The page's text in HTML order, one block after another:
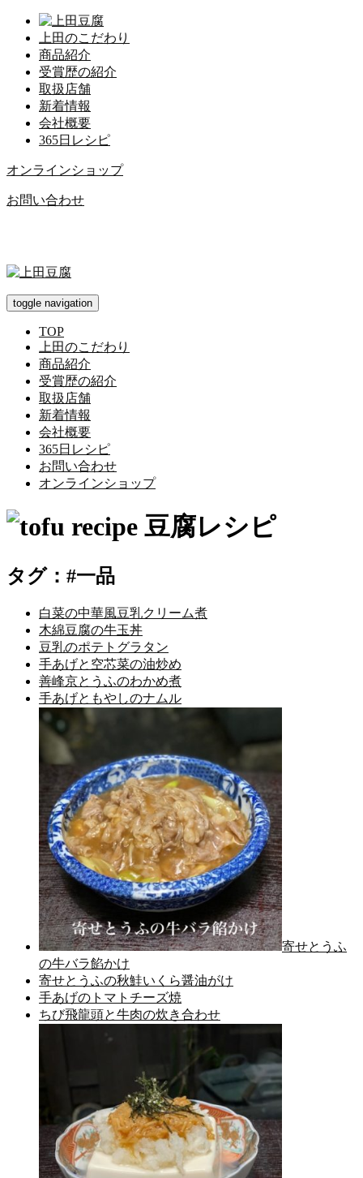
上田のこだわり
商品紹介
受賞歴の紹介
取扱店舗
新着情報
会社概要
365日レシピ
オンラインショップ
お問い合わせ
toggle navigation
TOP
上田のこだわり
商品紹介
受賞歴の紹介
取扱店舗
新着情報
会社概要
365日レシピ
お問い合わせ
オンラインショップ
タグ：#一品
白菜の中華風豆乳クリーム煮
木綿豆腐の牛玉丼
豆乳のポテトグラタン
手あげと空芯菜の油炒め
善峰京とうふのわかめ煮
手あげともやしのナムル
寄せとうふ
の牛バラ餡かけ
寄せとうふの秋鮭いくら醤油がけ
手あげのトマトチーズ焼
ちび飛龍頭と牛肉の炊き合わせ